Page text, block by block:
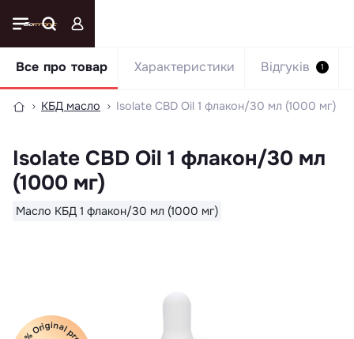
КБД масло Isolate CBD Oil 1 флакон/30 мл (1000 мг)
Isolate CBD Oil 1 флакон/30 мл
(1000 мг)
Масло КБД 1 флакон/30 мл (1000 мг)
Все про товар Характеристики Відгуків 1